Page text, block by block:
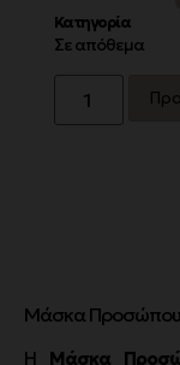
Κατηγορία
Σε απόθεμα
Μάσκα Προσώπου
Η Μάσκα